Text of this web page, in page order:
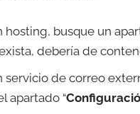
hosting, busque un
debería de
servicio de correo
apartado “